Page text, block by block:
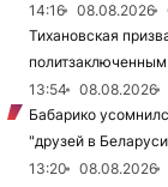
14:16
08.08.2026
Тихановская
13:54
08.08.2026
Бабарико
"друзей в
13:20
08.08.2026